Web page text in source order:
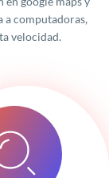
a computadoras,
velocidad.